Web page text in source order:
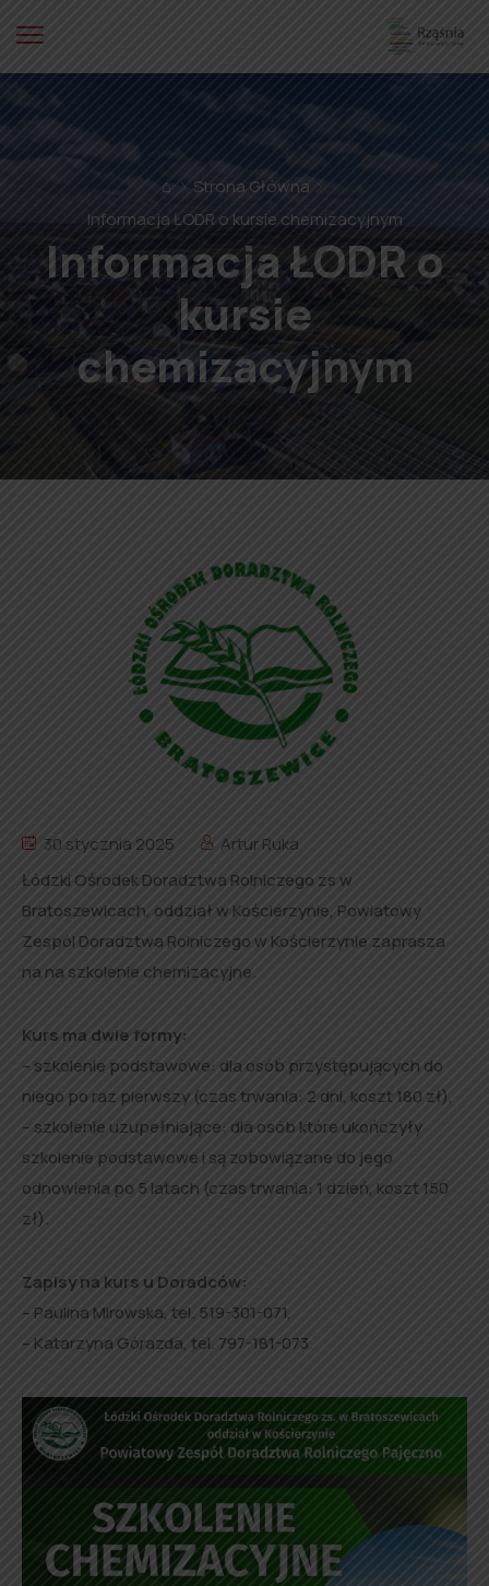
⌂
Strona Główna
Informacja ŁODR o kursie chemizacyjnym
Informacja ŁODR o
kursie
chemizacyjnym
30 stycznia 2025
Artur Ruka
Łódzki Ośrodek Doradztwa Rolniczego zs w
Bratoszewicach, oddział w Kościerzynie, Powiatowy
Zespól Doradztwa Rolniczego w Kościerzynie zaprasza
na na szkolenie chemizacyjne.
Kurs ma dwie formy:
– szkolenie podstawowe: dla osób przystępujących do
niego po raz pierwszy (czas trwania: 2 dni, koszt 180 zł),
– szkolenie uzupełniające: dla osób które ukończyły
szkolenie podstawowe i są zobowiązane do jego
odnowienia po 5 latach (czas trwania: 1 dzień, koszt 150
zł).
Zapisy na kurs u Doradców:
– Paulina Mirowska, tel. 519-301-071,
– Katarzyna Górazda, tel. 797-181-073.